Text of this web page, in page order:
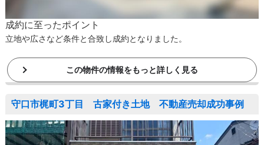
成約に至ったポイント
立地や広さなど条件と合致し成約となりました。
この物件の情報をもっと詳しく見る
守口市梶町3丁目 古家付き土地 不動産売却成功事例